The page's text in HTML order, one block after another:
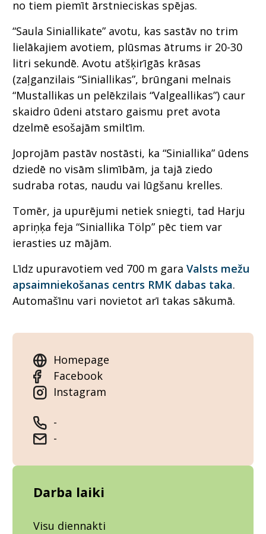
no tiem piemīt ārstnieciskas spējas.
“Saula Siniallikate” avotu, kas sastāv no trim
lielākajiem avotiem, plūsmas ātrums ir 20-30
litri sekundē. Avotu atšķirīgās krāsas
(zaļganzilais “Siniallikas”, brūngani melnais
“Mustallikas un pelēkzilais “Valgeallikas”) caur
skaidro ūdeni atstaro gaismu pret avota
dzelmē esošajām smiltīm.
Joprojām pastāv nostāsti, ka “Siniallika” ūdens
dziedē no visām slimībām, ja tajā ziedo
sudraba rotas, naudu vai lūgšanu krelles.
Tomēr, ja upurējumi netiek sniegti, tad Harju
apriņķa feja “Siniallika Tölp” pēc tiem var
ierasties uz mājām.
Līdz upuravotiem ved 700 m gara Valsts mežu
apsaimniekošanas centrs RMK dabas taka.
Automašīnu vari novietot arī takas sākumā.
Homepage
Facebook
Instagram
-
-
Darba laiki
Visu diennakti